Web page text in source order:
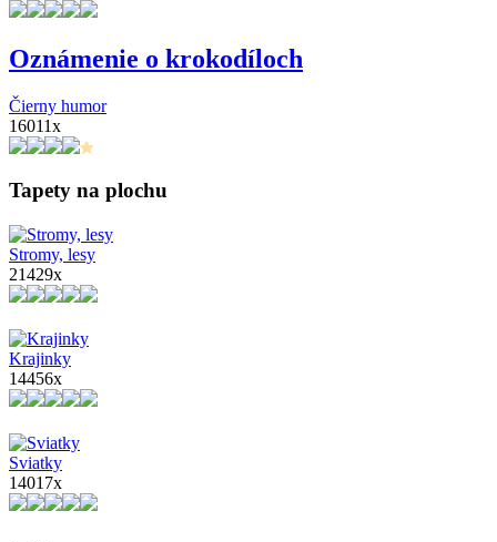
Oznámenie o krokodíloch
Čierny humor
16011x
Tapety na plochu
Stromy, lesy
21429x
Krajinky
14456x
Sviatky
14017x